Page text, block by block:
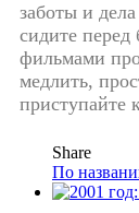
заботы и
сидите
фильмами
медлить,
приступайте
Share
По